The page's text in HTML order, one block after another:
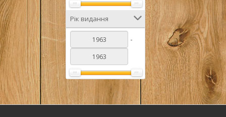
Рік видання
-